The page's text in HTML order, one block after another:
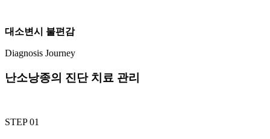
대소변시 불편감
Diagnosis Journey
난소낭종의 진단 치료 관리
STEP 01